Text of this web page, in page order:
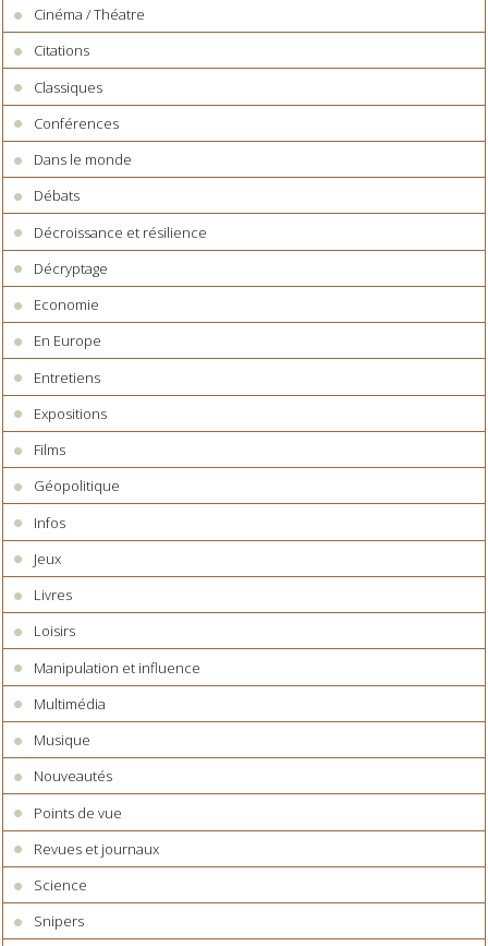
Cinéma / Théatre
Citations
Classiques
Conférences
Dans le monde
Débats
Décroissance et résilience
Décryptage
Economie
En Europe
Entretiens
Expositions
Films
Géopolitique
Infos
Jeux
Livres
Loisirs
Manipulation et influence
Multimédia
Musique
Nouveautés
Points de vue
Revues et journaux
Science
Snipers